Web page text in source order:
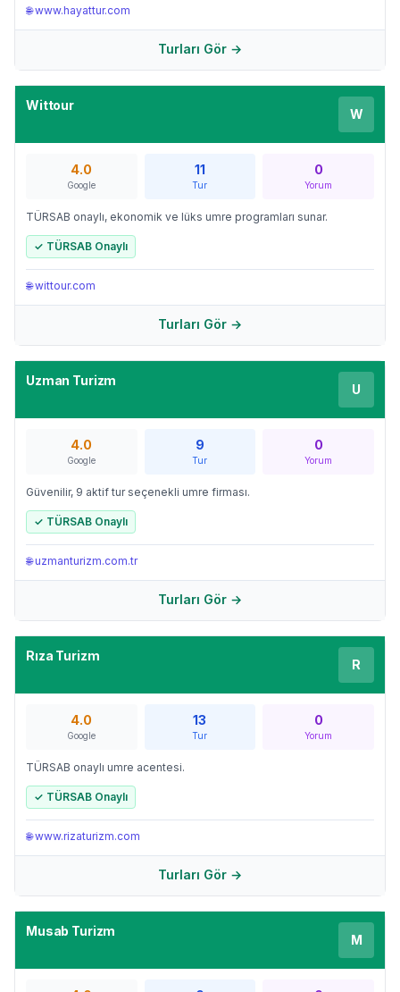
🌐www.hayattur.com
Turları Gör →
Wittour
W
4.0
Google
11
Tur
0
Yorum
TÜRSAB onaylı, ekonomik ve lüks umre programları sunar.
✓ TÜRSAB Onaylı
🌐wittour.com
Turları Gör →
Uzman Turizm
U
4.0
Google
9
Tur
0
Yorum
Güvenilir, 9 aktif tur seçenekli umre firması.
✓ TÜRSAB Onaylı
🌐uzmanturizm.com.tr
Turları Gör →
Rıza Turizm
R
4.0
Google
13
Tur
0
Yorum
TÜRSAB onaylı umre acentesi.
✓ TÜRSAB Onaylı
🌐www.rizaturizm.com
Turları Gör →
Musab Turizm
M